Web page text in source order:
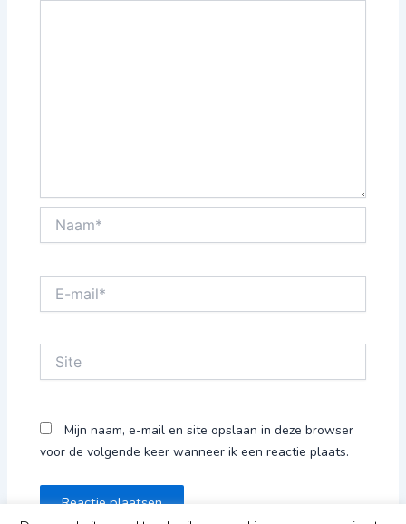
mail*
Mijn naam, e-mail en site opslaan in deze browser
voor de volgende keer wanneer ik een reactie plaats.